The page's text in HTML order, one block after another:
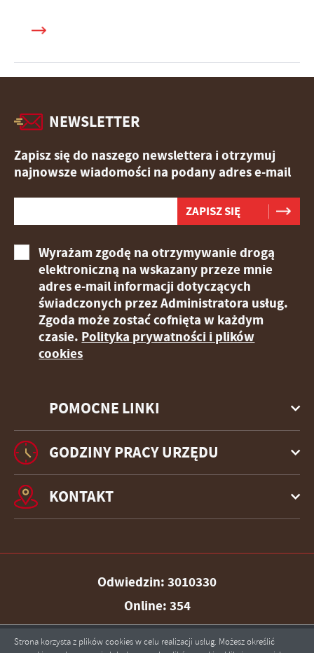
POMOCNE LINKI
NEWSLETTER
Zapisz się do naszego newslettera i otrzymuj
najnowsze wiadomości na podany adres e-mail
Wyrażam zgodę na otrzymywanie drogą
elektroniczną na wskazany przeze mnie
adres e-mail informacji dotyczących
świadczonych przez Administratora usług.
Zgoda może zostać cofnięta w każdym
czasie. Polityka prywatności i plików
cookies
GODZINY PRACY URZĘDU
KONTAKT
Odwiedzin: 3010330
Online: 354
Strona korzysta z plików cookies w celu realizacji usług. Możesz określić